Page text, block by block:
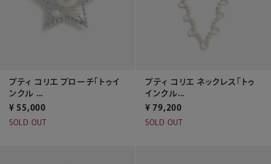
プティ コリエ ブローチ「トゥイ
ンクル ...
¥ 55,000
SOLD OUT
プティ コリエ ネックレス「トゥ
インクル...
¥ 79,200
SOLD OUT